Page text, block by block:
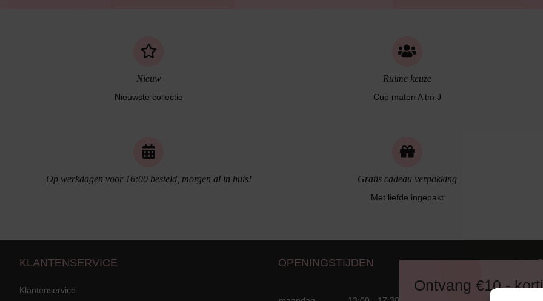
Nieuw
Nieuwste collectie
Ruime keuze
Cup maten A tm J
Op werkdagen voor 16:00 besteld, morgen al in huis! Gratis cadeau verpakking
Met liefde ingepakt
KLANTENSERVICE OPENINGSTIJDEN
Klantenservice
Ontvang €10,-